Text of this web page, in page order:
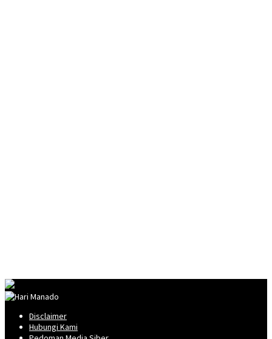
Disclaimer
Hubungi Kami